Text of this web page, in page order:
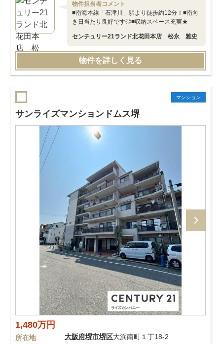
物件担当者コメント
■南海本線「石津川」駅より徒歩約12分！■南向
き日当たり良好です◎■収納スペース充実★
センチュリー21ランド北花田本店 松永 雅史
物件を詳しく見る
マンション
サンライズマンションドムス堺
1,480万円
所在地 大阪府堺市堺区大浜南町１丁18-2